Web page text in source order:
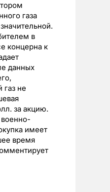
газа
в
концерна к
данных
не
за акцию.
имеет
время